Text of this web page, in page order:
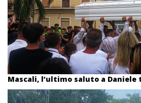
Mascali, l’ultimo saluto a Daniele